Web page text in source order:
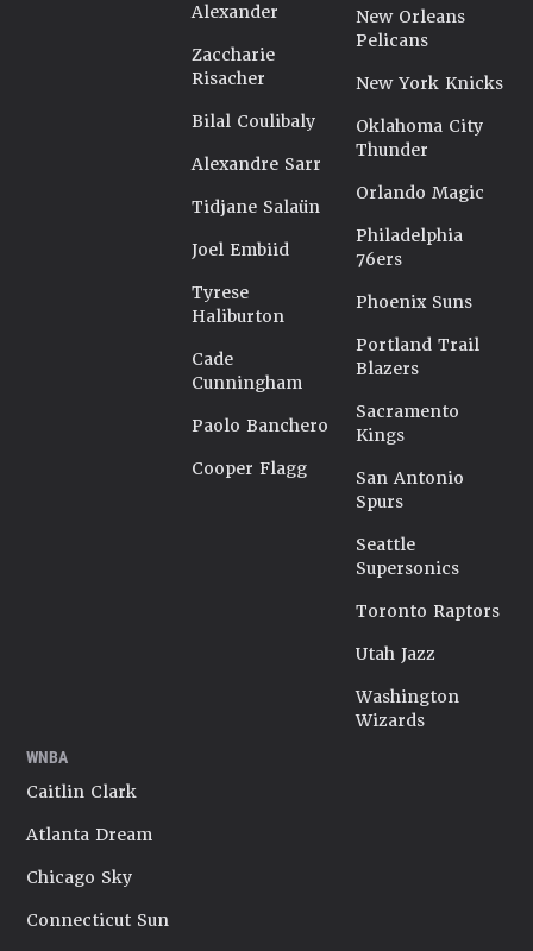
Alexander
Zaccharie
Risacher
Bilal Coulibaly
Alexandre Sarr
Tidjane Salaün
Joel Embiid
Tyrese
Haliburton
Cade
Cunningham
Paolo Banchero
Cooper Flagg
New Orleans
Pelicans
New York Knicks
Oklahoma City
Thunder
Orlando Magic
Philadelphia
76ers
Phoenix Suns
Portland Trail
Blazers
Sacramento
Kings
San Antonio
Spurs
Seattle
Supersonics
Toronto Raptors
Utah Jazz
Washington
Wizards
WNBA
Caitlin Clark
Atlanta Dream
Chicago Sky
Connecticut Sun